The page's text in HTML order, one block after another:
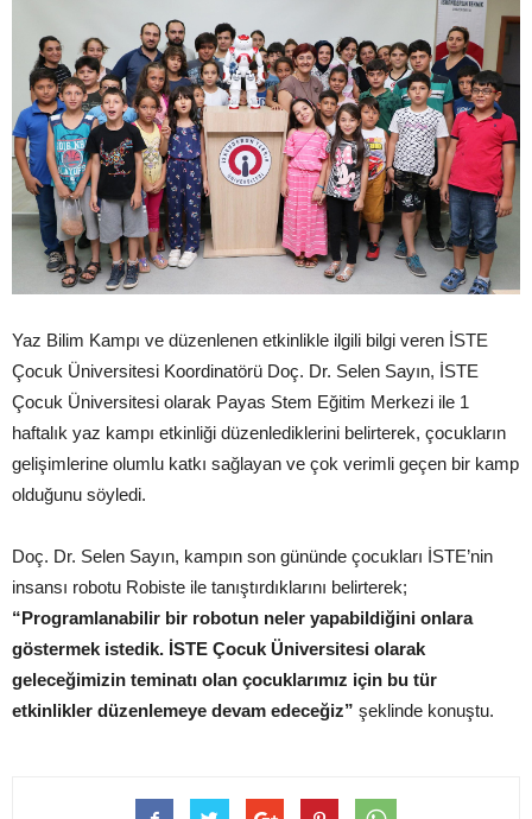
Yaz Bilim Kampı ve düzenlenen etkinlikle ilgili bilgi veren İSTE
Çocuk Üniversitesi Koordinatörü Doç. Dr. Selen Sayın, İSTE
Çocuk Üniversitesi olarak Payas Stem Eğitim Merkezi ile 1
haftalık yaz kampı etkinliği düzenlediklerini belirterek, çocukların
gelişimlerine olumlu katkı sağlayan ve çok verimli geçen bir kamp
olduğunu söyledi.
Doç. Dr. Selen Sayın, kampın son gününde çocukları İSTE’nin
insansı robotu Robiste ile tanıştırdıklarını belirterek;
“Programlanabilir bir robotun neler yapabildiğini onlara
göstermek istedik. İSTE Çocuk Üniversitesi olarak
geleceğimizin teminatı olan çocuklarımız için bu tür
etkinlikler düzenlemeye devam edeceğiz” şeklinde konuştu.